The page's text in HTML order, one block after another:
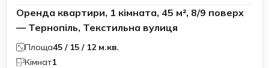
Оренда квартири, 1 кімната, 45 м², 8/9 поверх
— Тернопіль, Текстильна вулиця
Площа45 / 15 / 12 м.кв.
Кімнат1